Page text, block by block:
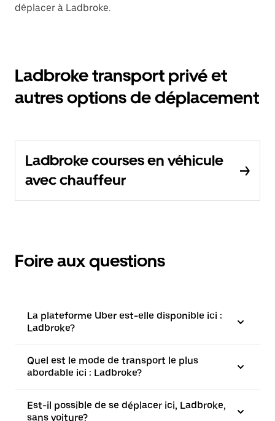
déplacer à Ladbroke.
Ladbroke transport privé et
autres options de déplacement
Ladbroke courses en véhicule
avec chauffeur
Foire aux questions
La plateforme Uber est-elle disponible ici :
Ladbroke?
Quel est le mode de transport le plus
abordable ici : Ladbroke?
Est-il possible de se déplacer ici, Ladbroke,
sans voiture?